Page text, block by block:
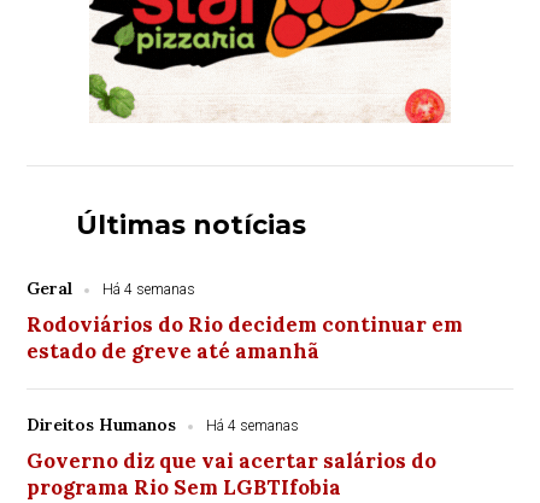
Últimas notícias
Geral Há 4 semanas
Rodoviários do Rio decidem continuar em
estado de greve até amanhã
Direitos Humanos Há 4 semanas
Governo diz que vai acertar salários do
programa Rio Sem LGBTIfobia